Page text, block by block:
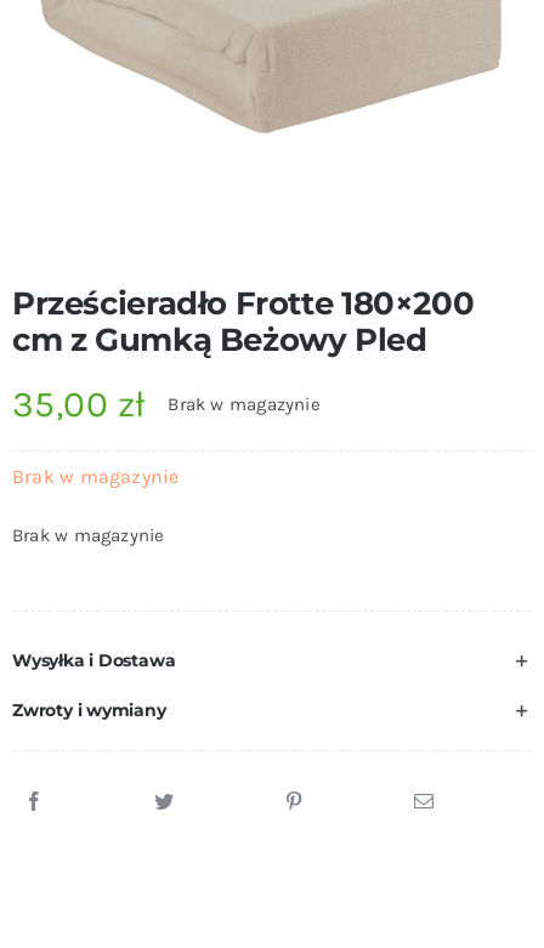
Prześcieradło Frotte 180×200
cm z Gumką Beżowy Pled
35,00 zł Brak w magazynie
Brak w magazynie
Brak w magazynie
Wysyłka i Dostawa
Zwroty i wymiany